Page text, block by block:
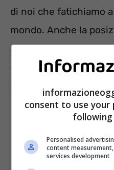
di noi che fatichiamo
mondo. Anche la
non è frutto del caso.
significato del voler
in giù.
consent to use
following
Personalised
content
services development